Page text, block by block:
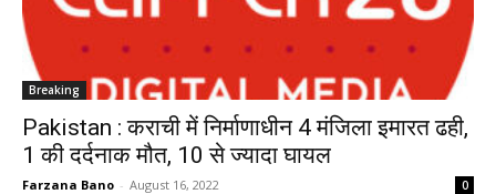
Breaking
Pakistan : कराची में निर्माणाधीन 4 मंजिला इमारत ढही,
1 की दर्दनाक मौत, 10 से ज्यादा घायल
Farzana Bano - August 16, 2022 0